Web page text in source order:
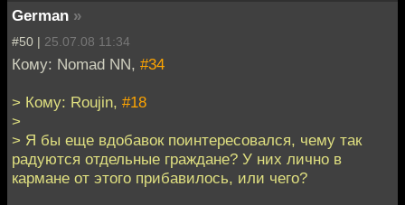
German »
#50 | 25.07.08 11:34
Кому: Nomad NN, #34
> Кому: Roujin, #18
>
> Я бы еще вдобавок поинтересовался, чему так
радуются отдельные граждане? У них лично в
кармане от этого прибавилось, или чего?